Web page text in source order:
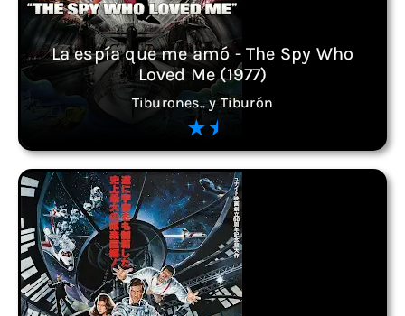
La espía que me amó - The Spy Who
Loved Me (1977)
Tiburones.. y Tiburón